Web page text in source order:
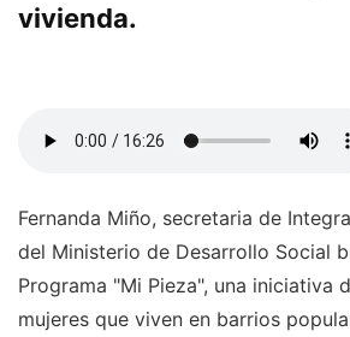
vivienda.
Fernanda Miño, secretaria de
del Ministerio de Desarrollo Social
Programa "Mi Pieza", una iniciativa
mujeres que viven en barrios